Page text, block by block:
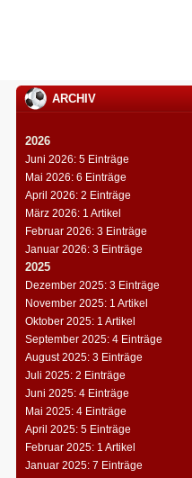
ARCHIV
2026
Juni 2026: 5 Einträge
Mai 2026: 6 Einträge
April 2026: 2 Einträge
März 2026: 1 Artikel
Februar 2026: 3 Einträge
Januar 2026: 3 Einträge
2025
Dezember 2025: 3 Einträge
November 2025: 1 Artikel
Oktober 2025: 1 Artikel
September 2025: 4 Einträge
August 2025: 3 Einträge
Juli 2025: 2 Einträge
Juni 2025: 4 Einträge
Mai 2025: 4 Einträge
April 2025: 5 Einträge
Februar 2025: 1 Artikel
Januar 2025: 7 Einträge